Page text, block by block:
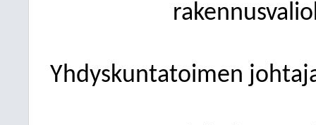
Yhdyskuntatoimen